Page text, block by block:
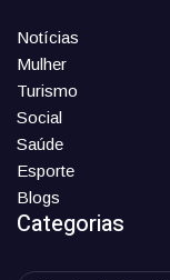
Notícias
Mulher
Turismo
Social
Saúde
Esporte
Blogs
Categorias